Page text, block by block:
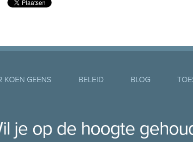
KOEN GEENS BELEID BLOG
je op de hoogte